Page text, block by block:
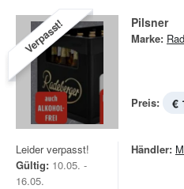
Verpasst! Pilsner
Marke:
Preis: €
Leider verpasst!
Gültig: 10.05. -
16.05.
Händler: